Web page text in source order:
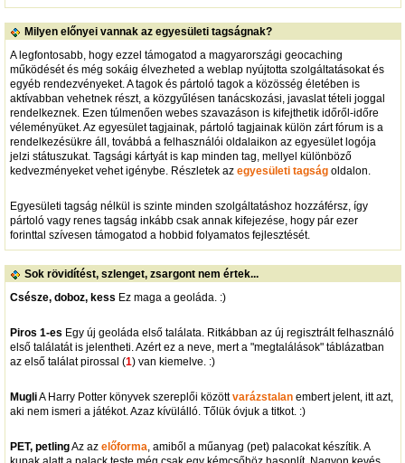
Milyen előnyei vannak az egyesületi tagságnak?
A legfontosabb, hogy ezzel támogatod a magyarországi geocaching
működését és még sokáig élvezheted a weblap nyújtotta szolgáltatásokat és
egyéb rendezvényeket. A tagok és pártoló tagok a közösség életében is
aktívabban vehetnek részt, a közgyűlésen tanácskozási, javaslat tételi joggal
rendelkeznek. Ezen túlmenően webes szavazáson is kifejthetik időről-időre
véleményüket. Az egyesület tagjainak, pártoló tagjainak külön zárt fórum is a
rendelkezésükre áll, továbbá a felhasználói oldalaikon az egyesület logója
jelzi státuszukat. Tagsági kártyát is kap minden tag, mellyel különböző
kedvezményeket vehet igénybe. Részletek az egyesületi tagságoldalon.
Egyesületi tagság nélkül is szinte minden szolgáltatáshoz hozzáférsz, így
pártoló vagy renes tagság inkább csak annak kifejezése, hogy pár ezer
forinttal szívesen támogatod a hobbid folyamatos fejlesztését.
Sok rövidítést, szlenget, zsargont nem értek...
Csésze, doboz, kess Ez maga a geoláda. :)
Piros 1-es Egy új geoláda első találata. Ritkábban az új regisztrált felhasználó
első találatát is jelentheti. Azért ez a neve, mert a "megtalálások" táblázatban
az első találat pirossal (1) van kiemelve. :)
MugliA Harry Potter könyvek szereplői közöttvarázstalanembert jelent, itt azt,
aki nem ismeri a játékot. Azaz kívülálló. Tőlük óvjuk a titkot. :)
PET, petlingAz az előforma, amiből a műanyag (pet) palacokat készítik. A